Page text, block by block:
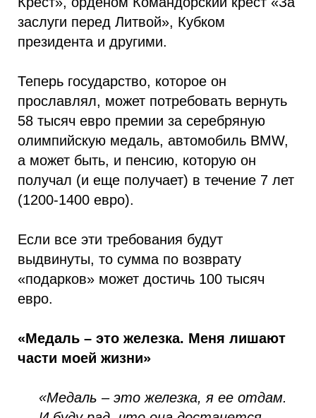
заслуги перед Литвой», Кубком
президента и другими.
Теперь государство, которое он
прославлял, может потребовать вернуть
58 тысяч евро премии за серебряную
олимпийскую медаль, автомобиль BMW,
а может быть, и пенсию, которую он
получал (и еще получает) в течение 7 лет
(1200-1400 евро).
Если все эти требования будут
выдвинуты, то сумма по возврату
«подарков» может достичь 100 тысяч
евро.
«Медаль – это железка. Меня лишают
части моей жизни»
«Медаль – это железка, я ее отдам.